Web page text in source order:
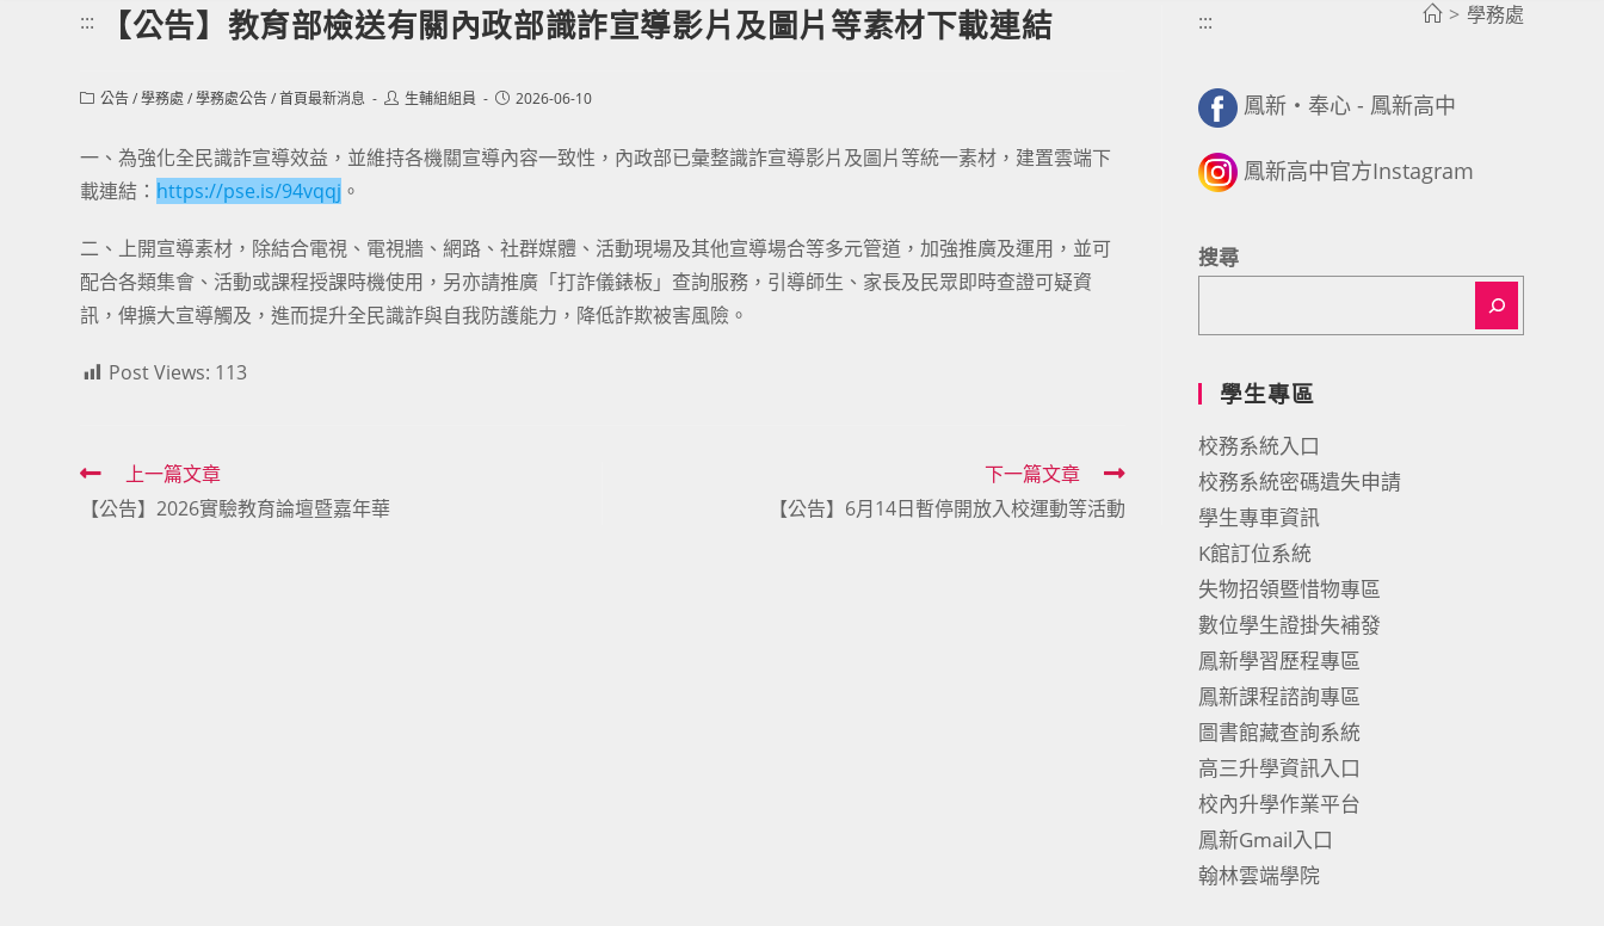
> 學務處
::: 【公告】教育部檢送有關內政部識詐宣導影片及圖片等素材下載連結
Post公告/學務處 /學務處公告/首頁最新消息
Post生輔組組員
Post2026-06-10
一、為強化全民識詐宣導效益，並維持各機關宣導內容一致性，內政部已彙整識詐宣導影片及圖片等統一素材，建置雲端下
載連結： https://pse.is/94vqqj 。
二、上開宣導素材，除結合電視、電視牆、網路、社群媒體、活動現場及其他宣導場合等多元管道，加強推廣及運用，並可
配合各類集會、活動或課程授課時機使用，另亦請推廣「打詐儀錶板」查詢服務，引導師生、家長及民眾即時查證可疑資
訊，俾擴大宣導觸及，進而提升全民識詐與自我防護能力，降低詐欺被害風險。
Post Views: 113
Read
more
上一篇文章
【公告】2026實驗教育論壇暨嘉年華
下一篇文章
【公告】6月14日暫停開放入校運動等活動
:::
鳳新・奉心 - 鳳新高中
鳳新高中官方Instagram
搜尋
學生專區
校務系統入口
校務系統密碼遺失申請
學生專車資訊
K館訂位系統
失物招領暨惜物專區
數位學生證掛失補發
鳳新學習歷程專區
鳳新課程諮詢專區
圖書館藏查詢系統
高三升學資訊入口
校內升學作業平台
鳳新Gmail入口
翰林雲端學院